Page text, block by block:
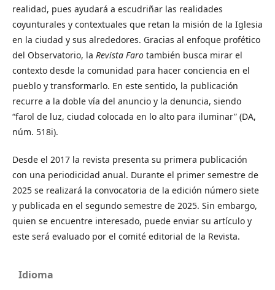
realidad, pues ayudará a escudriñar las realidades
coyunturales y contextuales que retan la misión de la Iglesia
en la ciudad y sus alrededores. Gracias al enfoque profético
del Observatorio, la Revista Faro también busca mirar el
contexto desde la comunidad para hacer conciencia en el
pueblo y transformarlo. En este sentido, la publicación
recurre a la doble vía del anuncio y la denuncia, siendo
“farol de luz, ciudad colocada en lo alto para iluminar” (DA,
núm. 518i).
Desde el 2017 la revista presenta su primera publicación
con una periodicidad anual. Durante el primer semestre de
2025 se realizará la convocatoria de la edición número siete
y publicada en el segundo semestre de 2025. Sin embargo,
quien se encuentre interesado, puede enviar su artículo y
este será evaluado por el comité editorial de la Revista.
Idioma